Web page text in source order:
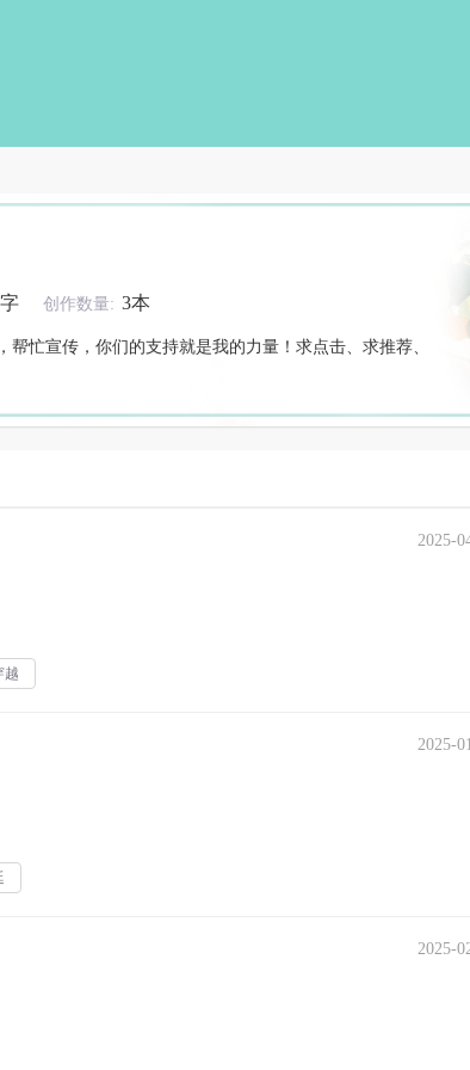
创作数量: 3本
忙宣传，你们的支持就是我的力量！求点击、求推荐、
2025-
越
2025-
2025-